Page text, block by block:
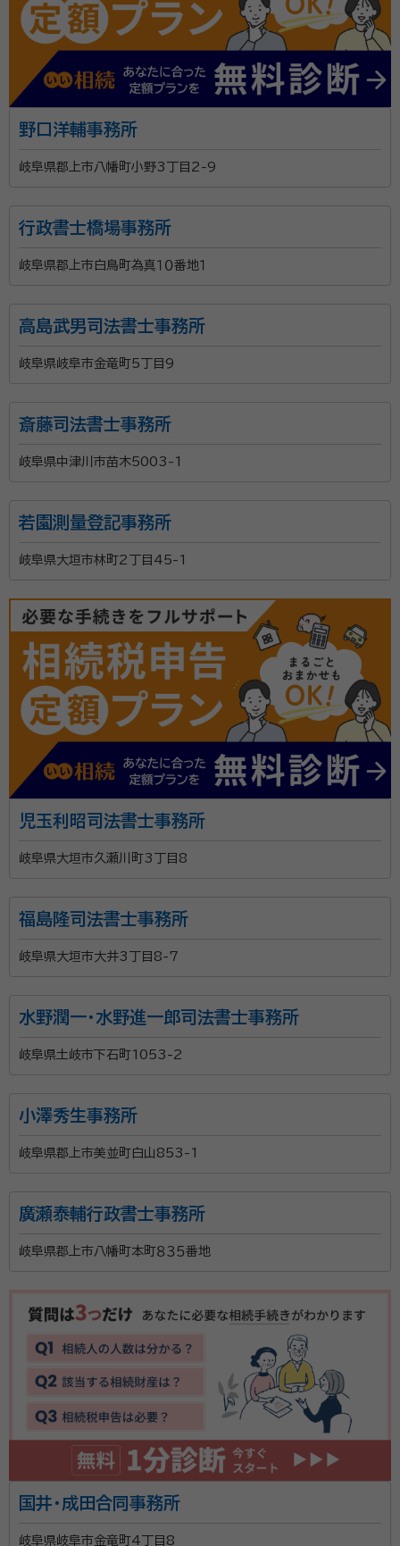
野口洋輔事務所
岐阜県郡上市八幡町小野3丁目2-9
行政書士橋場事務所
岐阜県郡上市白鳥町為真１０番地１
高島武男司法書士事務所
岐阜県岐阜市金竜町5丁目9
斎藤司法書士事務所
岐阜県中津川市苗木5003-1
若園測量登記事務所
岐阜県大垣市林町2丁目45-1
児玉利昭司法書士事務所
岐阜県大垣市久瀬川町3丁目8
福島隆司法書士事務所
岐阜県大垣市大井3丁目8-7
水野潤一・水野進一郎司法書士事務所
岐阜県土岐市下石町1053-2
小澤秀生事務所
岐阜県郡上市美並町白山853-1
廣瀬泰輔行政書士事務所
岐阜県郡上市八幡町本町８３５番地
国井・成田合同事務所
岐阜県岐阜市金竜町4丁目8